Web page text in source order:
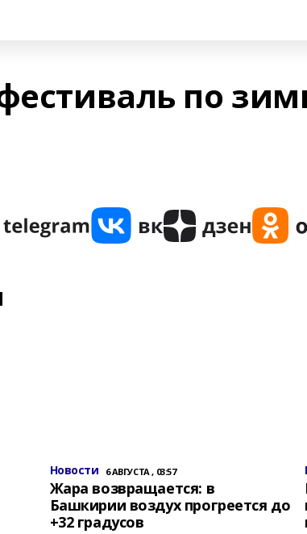
по
Новости 6 АВГУСТА , 03:57
Жара возвращается: в
Башкирии воздух прогреется до
+32 градусов